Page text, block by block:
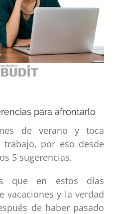
para afrontarlo
de verano y toca
por eso desde
5 sugerencias.
que en estos días
vacaciones y la verdad
de haber pasado